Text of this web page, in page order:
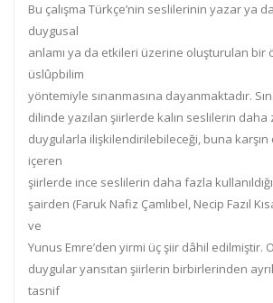
Bu çalışma Türkçe’nin seslilerinin yazar ya
duygusal
anlamı ya da etkileri üzerine oluşturulan bir
üslûpbilim
yöntemiyle sınanmasına dayanmaktadır.
dilinde yazılan şiirlerde kalın seslilerin
duygularla ilişkilendirilebileceği, buna
içeren
şiirlerde ince seslilerin daha fazla
şairden (Faruk Nafiz Çamlıbel, Necip Fazıl
ve
Yunus Emre’den yirmi üç şiir dâhil edilmiştir.
duygular yansıtan şiirlerin birbirlerinden
tasnif